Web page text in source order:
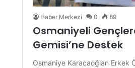
Haber Merkezi 0 89
Osmaniyeli
Gemisi’ne Destek
Osmaniye Karacaoğlan Erkek